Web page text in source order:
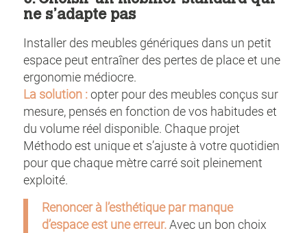
ne s’adapte pas
Installer des meubles génériques dans un petit
espace peut entraîner des pertes de place et une
ergonomie médiocre.
La solution :opter pour des meubles conçus sur
mesure, pensés en fonction de vos habitudes et
du volume réel disponible. Chaque projet
Méthodo est unique et s’ajuste à votre quotidien
pour que chaque mètre carré soit pleinement
exploité.
Renoncer à l’esthétique par manque
d’espace est une erreur.Avec un bon choix